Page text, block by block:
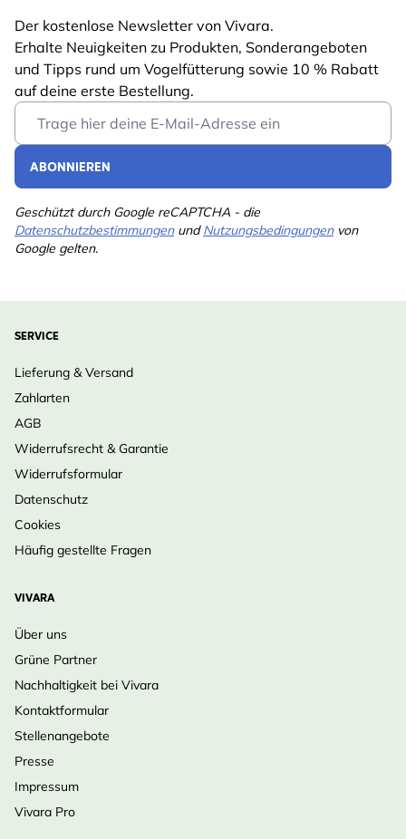
Der kostenlose Newsletter von Vivara.
Erhalte Neuigkeiten zu Produkten, Sonderangeboten
und Tipps rund um Vogelfütterung sowie 10 % Rabatt
auf deine erste Bestellung.
Email Address
ABONNIEREN
Geschützt durch Google reCAPTCHA - die
DatenschutzbestimmungenundNutzungsbedingungenvon
Google gelten.
SERVICE
Lieferung & Versand
Zahlarten
AGB
Widerrufsrecht & Garantie
Widerrufsformular
Datenschutz
Cookies
Häufig gestellte Fragen
VIVARA
Über uns
Grüne Partner
Nachhaltigkeit bei Vivara
Kontaktformular
Stellenangebote
Presse
Impressum
Vivara Pro